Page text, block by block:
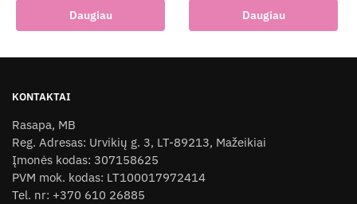
Daugiau Daugiau
KONTAKTAI
Rasapa, MB
Reg. Adresas: Urvikių g. 3, LT-89213, Mažeikiai
Įmonės kodas: 307158625
PVM mok. kodas: LT100017972414
Tel. nr: +370 610 26885